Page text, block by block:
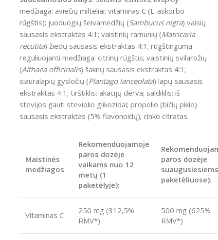
medžiaga: aviečių milteliai; vitaminas C (L-askorbo
rūgštis); juoduogių šeivamedžių (Sambucus nigra) vaisių
sausasis ekstraktas 4:1; vaistinių ramunių (Matricaria
recutita) žiedų sausasis ekstraktas 4:1; rūgštingumą
reguliuojanti medžiaga: citrinų rūgštis; vaistinių svilarožių
(Althaea officinalis) šaknų sausasis ekstraktas 4:1;
siauralapių gysločių (Plantago lanceolata) lapų sausasis
ekstraktas 4:1; tirštiklis: akacijų derva; saldiklis: iš
stevijos gauti steviolio glikozidai; propolio (bičių pikio)
sausasis ekstraktas (5% flavonoidų); cinko citratas.
Maistinės
medžiagos
Rekomenduojamoje
paros dozėje
vaikams nuo 12
metų (1
paketėlyje):
paros dozėje
paketėliuose):
Vitaminas C
250 mg (312,5%
RMV*)
500 mg (625%
RMV*)